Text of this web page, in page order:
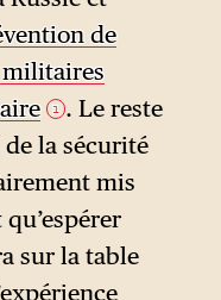
de
militaires
1 . Le reste
la sécurité
mis
sur la table